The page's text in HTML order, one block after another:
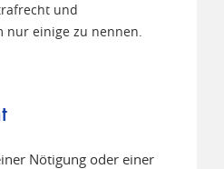
und
nur einige zu nennen.
Nötigung oder einer